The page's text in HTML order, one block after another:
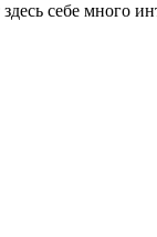
себе много